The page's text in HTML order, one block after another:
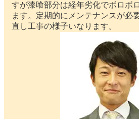
すが漆喰部分は経年劣化でボロボ
ます。定期的にメンテナンスが必
直し工事の様子いなります。